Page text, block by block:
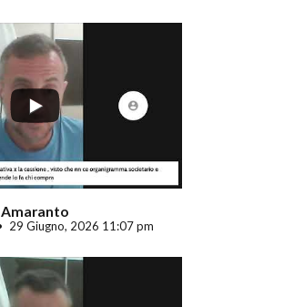
Amaranto
29 Giugno, 2026 11:07 pm